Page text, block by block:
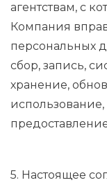
агентствам, с
Компания
персональных
сбор, запись,
хранение,
5. Настоящее